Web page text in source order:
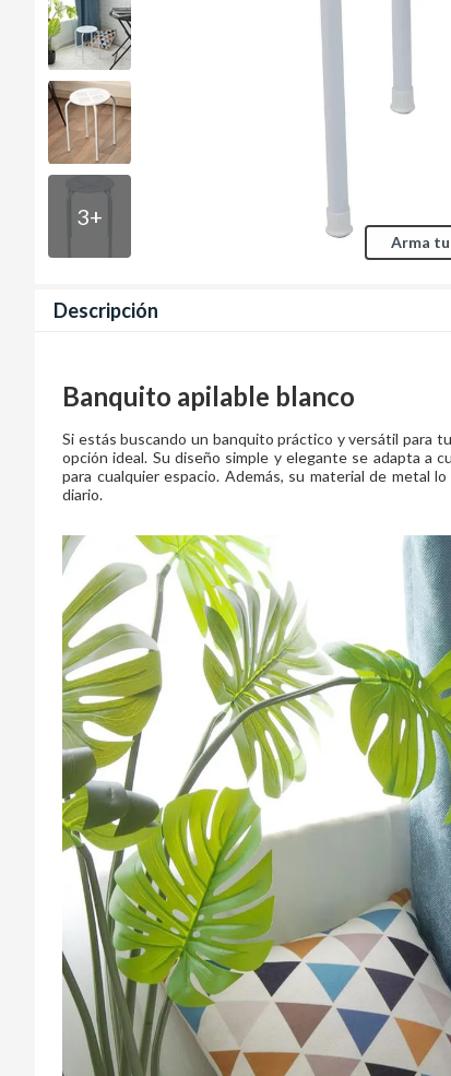
3+
Arma
Descripción
Banquito apilable blanco
Si estás buscando un banquito práctico y versátil para
opción ideal. Su diseño simple y elegante se adapta a
para cualquier espacio. Además, su material de metal
diario.